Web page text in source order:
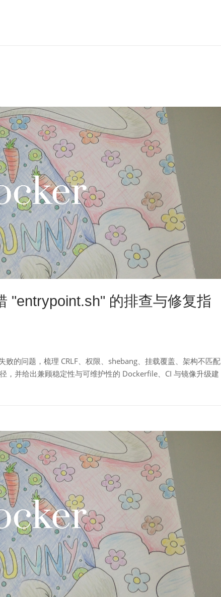
"entrypoint.sh" 的排查与修复指
的问题，梳理 CRLF、权限、shebang、挂载覆盖、架构不匹配
，并给出兼顾稳定性与可维护性的 Dockerfile、CI 与镜像升级建